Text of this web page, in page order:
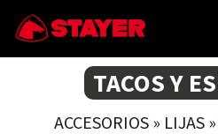
TACOS Y
ACCESORIOS» LIJAS»